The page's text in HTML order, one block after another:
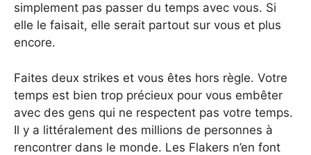
simplement pas passer du temps avec vous. Si
elle le faisait, elle serait partout sur vous et plus
encore.
Faites deux strikes et vous êtes hors règle. Votre
temps est bien trop précieux pour vous embêter
avec des gens qui ne respectent pas votre temps.
Il y a littéralement des millions de personnes à
rencontrer dans le monde. Les Flakers n’en font